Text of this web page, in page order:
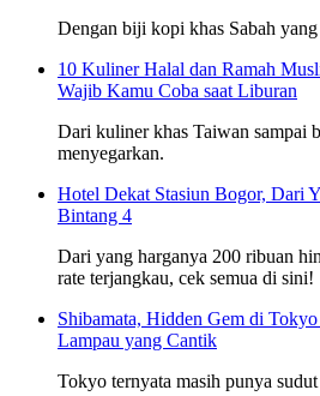
Dengan biji kopi khas Sabah
10 Kuliner Halal dan Ramah
Wajib Kamu Coba saat Liburan
Dari kuliner khas Taiwan sampai
menyegarkan.
Hotel Dekat Stasiun Bogor, Dari
Bintang 4
Dari yang harganya 200 ribuan
rate terjangkau, cek semua di sini!
Shibamata, Hidden Gem di Tokyo
Lampau yang Cantik
Tokyo ternyata masih punya